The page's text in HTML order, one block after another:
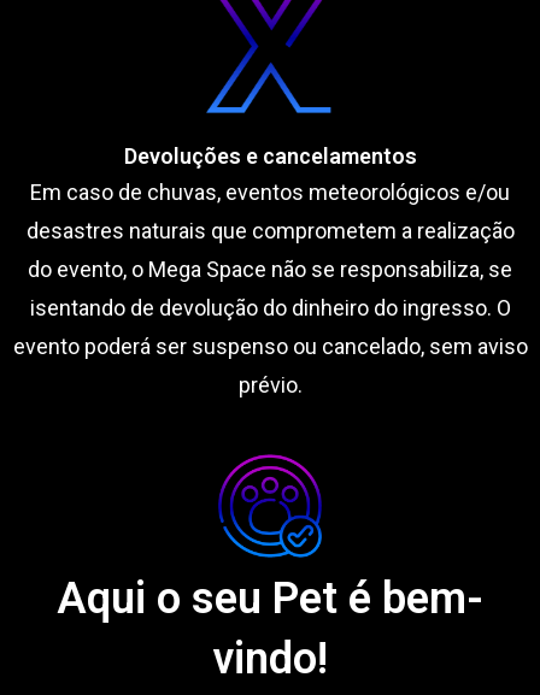
Devoluções e cancelamentos
Em caso de chuvas, eventos meteorológicos e/ou
desastres naturais que comprometem a realização
do evento, o Mega Space não se responsabiliza, se
isentando de devolução do dinheiro do ingresso. O
evento poderá ser suspenso ou cancelado, sem aviso
prévio.
Aqui o seu Pet é bem-
vindo!